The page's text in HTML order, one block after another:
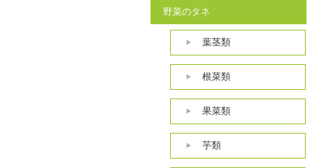
野菜のタネ
葉茎類
根菜類
果菜類
芋類